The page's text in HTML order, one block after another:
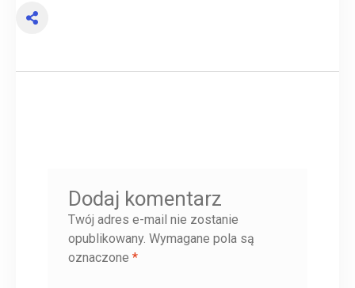
Dodaj komentarz
Twój adres e-mail nie zostanie
opublikowany. Wymagane pola są
oznaczone *